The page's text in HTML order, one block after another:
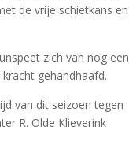
de vrije schietkans en
zich van nog een
gehandhaafd.
van dit seizoen tegen
R. Olde Klieverink